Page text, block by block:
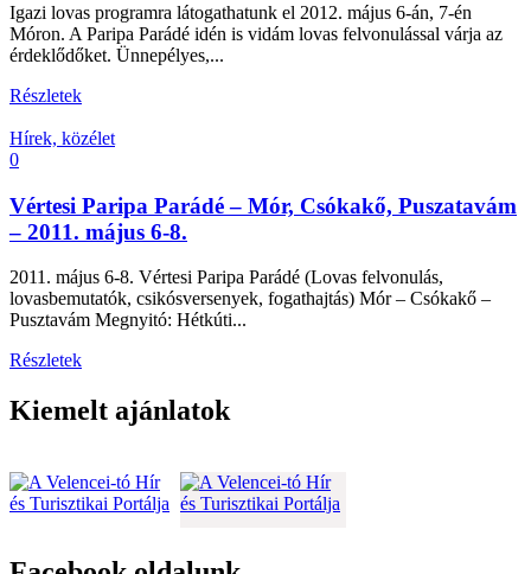
Igazi lovas programra látogathatunk el 2012. május 6-án, 7-én
Móron. A Paripa Parádé idén is vidám lovas felvonulással várja az
érdeklődőket. Ünnepélyes,...
Részletek
Hírek, közélet
0
Vértesi Paripa Parádé – Mór, Csókakő, Puszatavám
– 2011. május 6-8.
2011. május 6-8. Vértesi Paripa Parádé (Lovas felvonulás,
lovasbemutatók, csikósversenyek, fogathajtás) Mór – Csókakő –
Pusztavám Megnyitó: Hétkúti...
Részletek
Kiemelt ajánlatok